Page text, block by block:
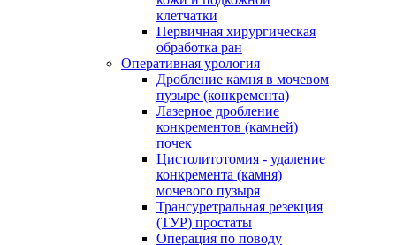
клетчатки
Первичная хирургическая
обработка ран
Оперативная урология
Дробление камня в мочевом
пузыре (конкремента)
Лазерное дробление
конкрементов (камней)
почек
Цистолитотомия - удаление
конкремента (камня)
мочевого пузыря
Трансуретральная резекция
(ТУР) простаты
Операция по поводу